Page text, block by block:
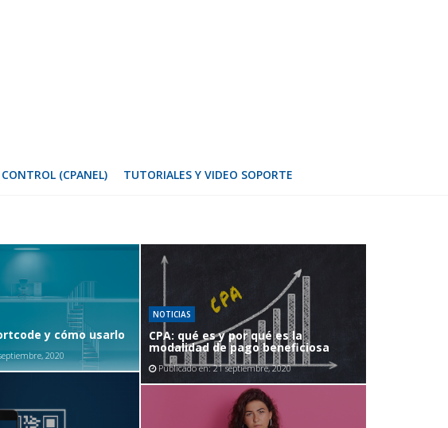
(CPANEL) TUTORIALES Y VIDEO SOPORTE
y cómo usarlo
2020
NOTICIAS
CPA: qué es y por qué es la
modalidad de pago beneficiosa
Publicado en:21 septiembre, 2020